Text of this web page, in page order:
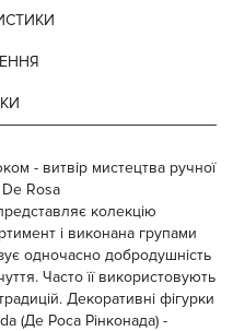
- витвір мистецтва ручної
Rosa
колекцію
і виконана групами
одночасно добродушність
Часто її використовують
Декоративні фігурки
(Де Роса Рінконада) -